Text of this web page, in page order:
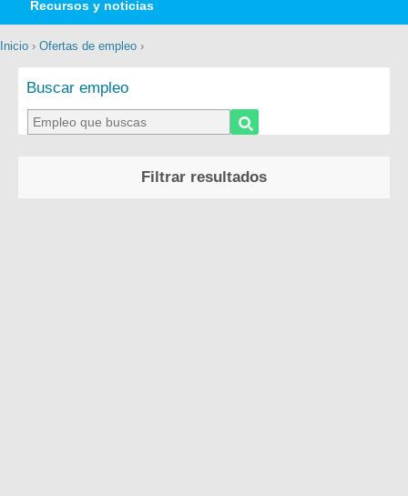
Recursos y noticias
Inicio › Ofertas de empleo ›
Buscar empleo
Filtrar resultados